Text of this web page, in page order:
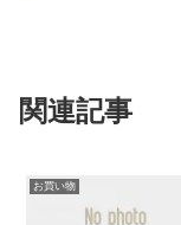
関連記事
お買い物